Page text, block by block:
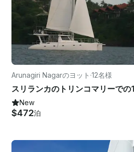
Arunagiri Nagarのヨット ·12名様
スリランカのトリンコマリーでの
New
$472泊